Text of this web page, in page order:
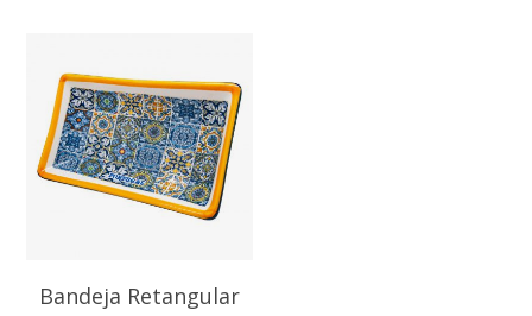
9,15€
Bandeja Retangular